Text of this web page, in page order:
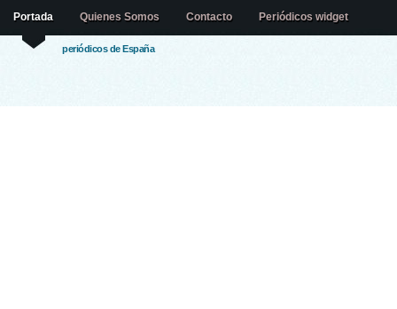
periódicos de España
Portada Quienes Somos Contacto Periódicos widget